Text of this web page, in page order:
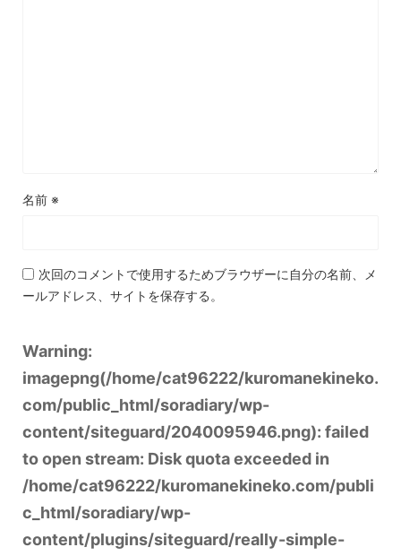
名前 ※
次回のコメントで使用するためブラウザーに自分の名前、メ
ールアドレス、サイトを保存する。
Warning:
imagepng(/home/cat96222/kuromanekineko.
com/public_html/soradiary/wp-
content/siteguard/2040095946.png): failed
to open stream: Disk quota exceeded in
/home/cat96222/kuromanekineko.com/publi
c_html/soradiary/wp-
content/plugins/siteguard/really-simple-